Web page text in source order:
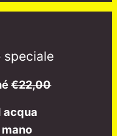
speciale
€22,00
acqua